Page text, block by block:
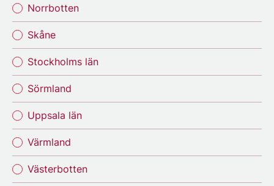
Norrbotten
Skåne
Stockholms län
Sörmland
Uppsala län
Värmland
Västerbotten